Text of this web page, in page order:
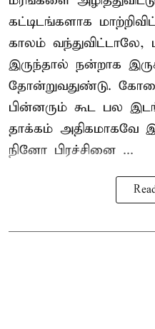
கட்டிடங்களாக
காலம் வந்துவிட்டாலே,
இருந்தால் நன்றாக
தோன்றுவதுண்டு.
பின்னரும் கூட பல
தாக்கம் அதிகமாகவே
நினோ பிரச்சினை ...